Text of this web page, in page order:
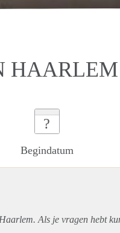
HAARLEM
?
Begindatum
Als je vragen hebt